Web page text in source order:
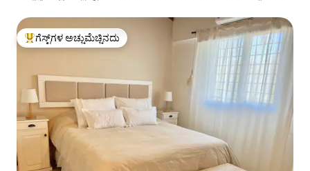
ಗೆಸ್ಟ್‌ಗಳಿಗೆ ಅತಿ ಹೆಚ್ಚು ಅಚ್ಚುಮೆಚ್ಚಿನದು
ಗೆಸ್ಟ್‌ಗಳ ಅಚ್ಚುಮೆಚ್ಚಿನದು